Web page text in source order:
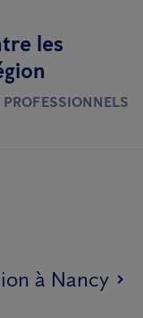
les
à Nancy